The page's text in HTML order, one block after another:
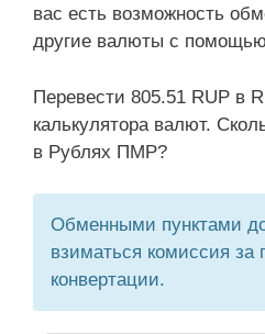
вас есть возможность
другие валюты с
Перевести 805.51 RUP в
калькулятора валют.
в Рублях ПМР?
Обменными пунктами
взиматься комиссия за
конвертации.